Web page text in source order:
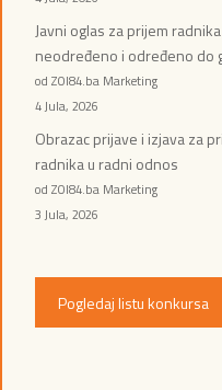
Javni oglas za prijem
neodređeno i određeno do
od ZOI84.ba Marketing
4 Jula, 2026
Obrazac prijave i izjava za
radnika u radni odnos
od ZOI84.ba Marketing
3 Jula, 2026
Pogledaj listu konkursa